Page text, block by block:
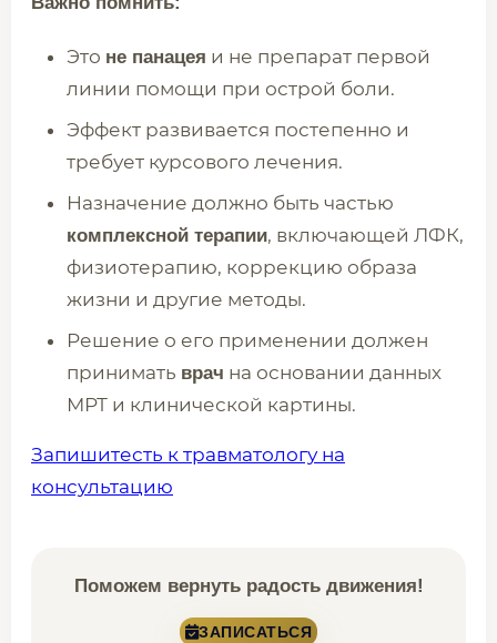
Это не панацея и не препарат первой
линии помощи при острой боли.
Эффект развивается постепенно и
требует курсового лечения.
Назначение должно быть частью
комплексной терапии, включающей ЛФК,
физиотерапию, коррекцию образа
жизни и другие методы.
Решение о его применении должен
принимать врач на основании данных
МРТ и клинической картины.
Запишитесть к травматологу на
консультацию
Поможем вернуть радость движения!
ЗАПИСАТЬСЯ